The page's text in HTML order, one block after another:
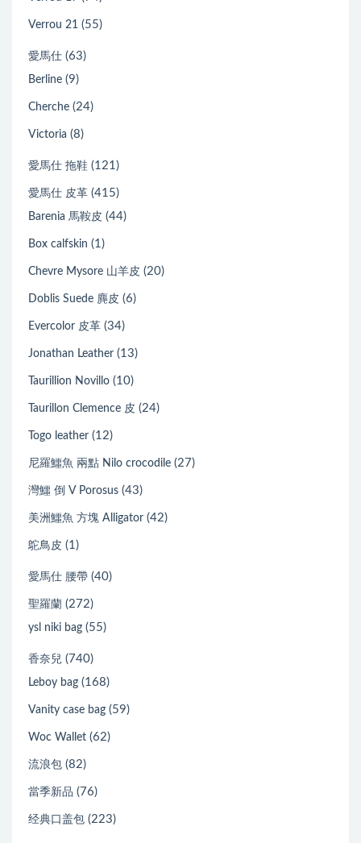
Verrou 21 (55)
愛馬仕 (63)
Berline (9)
Cherche (24)
Victoria (8)
愛馬仕 拖鞋 (121)
愛馬仕 皮革 (415)
Barenia 馬鞍皮 (44)
Box calfskin (1)
Chevre Mysore 山羊皮 (20)
Doblis Suede 麂皮 (6)
Evercolor 皮革 (34)
Jonathan Leather (13)
Taurillion Novillo (10)
Taurillon Clemence 皮 (24)
Togo leather (12)
尼羅鱷魚 兩點 Nilo crocodile (27)
灣鱷 倒 V Porosus (43)
美洲鱷魚 方塊 Alligator (42)
鴕鳥皮 (1)
愛馬仕 腰帶 (40)
聖羅蘭 (272)
ysl niki bag (55)
香奈兒 (740)
Leboy bag (168)
Vanity case bag (59)
Woc Wallet (62)
流浪包 (82)
當季新品 (76)
经典口盖包 (223)